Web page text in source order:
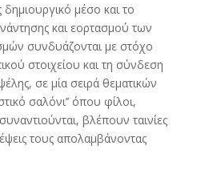
μέσο και το
και εορτασμού των
συνδυάζονται με στόχο
στοιχείου και τη σύνδεση
σε μία σειρά θεματικών
σαλόνι’’ όπου φίλοι,
βλέπουν ταινίες
τους απολαμβάνοντας